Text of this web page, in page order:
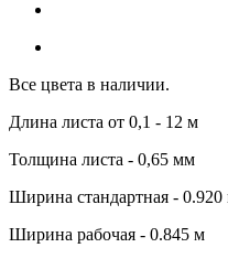
Все цвета в наличии.
Длина листа от 0,1 - 12 м
Толщина листа - 0,65 мм
Ширина стандартная - 0.920
Ширина рабочая - 0.845 м